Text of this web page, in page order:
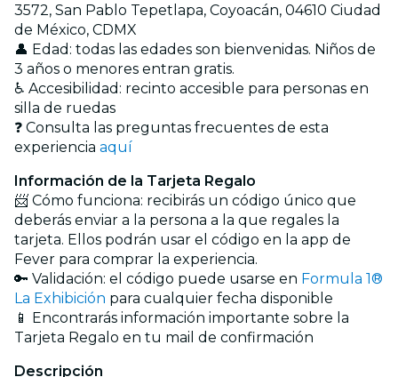
3572, San Pablo Tepetlapa, Coyoacán, 04610 Ciudad
de México, CDMX
👤 Edad: todas las edades son bienvenidas. Niños de
3 años o menores entran gratis.
♿ Accesibilidad: recinto accesible para personas en
silla de ruedas
❓ Consulta las preguntas frecuentes de esta
experiencia aquí
Información de la Tarjeta Regalo
📨 Cómo funciona: recibirás un código único que
deberás enviar a la persona a la que regales la
tarjeta. Ellos podrán usar el código en la app de
Fever para comprar la experiencia.
🔑 Validación: el código puede usarse en Formula 1®
La Exhibición para cualquier fecha disponible
📱 Encontrarás información importante sobre la
Tarjeta Regalo en tu mail de confirmación
Descripción